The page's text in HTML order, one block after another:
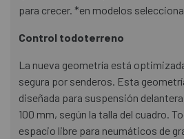
para crecer. *en modelos
Control todoterreno
La nueva geometría está
segura por senderos. Esta
diseñada para suspensión
100 mm, según la talla del cuadro.
espacio libre para neumáticos de